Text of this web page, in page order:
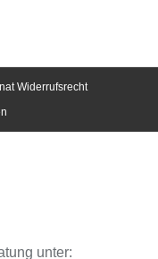
Widerrufsrecht
unter: